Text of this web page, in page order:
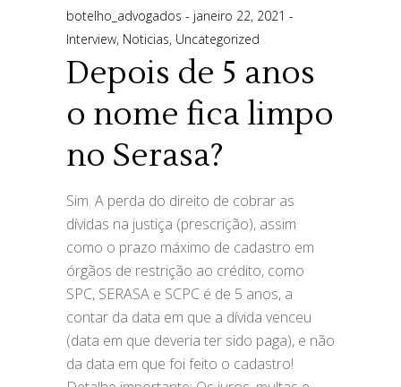
botelho_advogados
janeiro 22, 2021
Interview, Noticias, Uncategorized
Depois de 5 anos
o nome fica limpo
no Serasa?
Sim. A perda do direito de cobrar as
dívidas na justiça (prescrição), assim
como o prazo máximo de cadastro em
órgãos de restrição ao crédito, como
SPC, SERASA e SCPC é de 5 anos, a
contar da data em que a dívida venceu
(data em que deveria ter sido paga), e não
da data em que foi feito o cadastro!